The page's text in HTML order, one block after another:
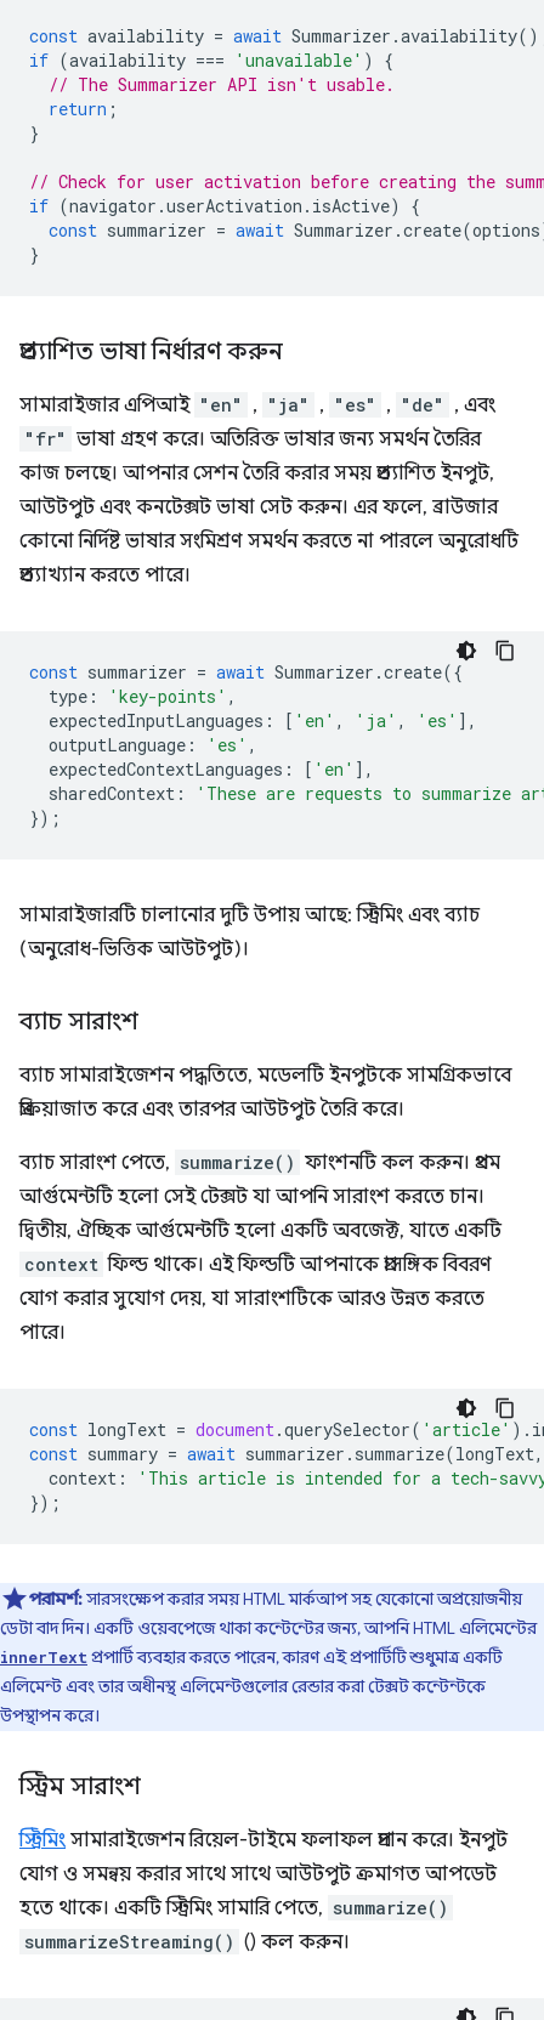
const availability = await Summarizer .availability
if (availability === 'unavailable' )
{
// The Summarizer API isn't usable.
return ;
}
// Check for user activation before creating the
if (navigator .userActivation . isActive)
{
const summarizer = await Summarizer .create(options
}
প্রত্যাশিত ভাষা নির্ধারণ করুন
সামারাইজার এপিআই "en" , "ja" , "es" , "de" , এবং
"fr" ভাষা গ্রহণ করে। অতিরিক্ত ভাষার জন্য সমর্থন তৈরির
কাজ চলছে। আপনার সেশন তৈরি করার সময় প্রত্যাশিত ইনপুট,
আউটপুট এবং কনটেক্সট ভাষা সেট করুন। এর ফলে, ব্রাউজার
কোনো নির্দিষ্ট ভাষার সংমিশ্রণ সমর্থন করতে না পারলে অনুরোধটি
প্রত্যাখ্যান করতে পারে।
const summarizer = await Summarizer .create({
type : 'key-points' ,
expectedInputLanguages : [ 'en' , 'ja' , 'es' ],
outputLanguage : 'es' ,
expectedContextLanguages : [ 'en' ],
sharedContext :
'These are requests to summarize
});
সামারাইজারটি চালানোর দুটি উপায় আছে: স্ট্রিমিং এবং ব্যাচ
(অনুরোধ-ভিত্তিক আউটপুট)।
ব্যাচ সারাংশ
ব্যাচ সামারাইজেশন পদ্ধতিতে, মডেলটি ইনপুটকে সামগ্রিকভাবে
প্রক্রিয়াজাত করে এবং তারপর আউটপুট তৈরি করে।
ব্যাচ সারাংশ পেতে, summarize() ফাংশনটি কল করুন। প্রথম
আর্গুমেন্টটি হলো সেই টেক্সট যা আপনি সারাংশ করতে চান।
দ্বিতীয়, ঐচ্ছিক আর্গুমেন্টটি হলো একটি অবজেক্ট, যাতে একটি
context ফিল্ড থাকে। এই ফিল্ডটি আপনাকে প্রাসঙ্গিক বিবরণ
যোগ করার সুযোগ দেয়, যা সারাংশটিকে আরও উন্নত করতে
পারে।
const longText = document.querySelector( 'article' ).
const summary = await summarizer . summarize(longText,
context :
'This article is intended for a tech-
});
পরামর্শ:সারসংক্ষেপ করার সময় HTML মার্কআপ সহ যেকোনো অপ্রয়োজনীয়
ডেটা বাদ দিন। একটি ওয়েবপেজে থাকা কন্টেন্টের জন্য, আপনি HTML এলিমেন্টের
innerText প্রপার্টি ব্যবহার করতে পারেন, কারণ এই প্রপার্টিটি শুধুমাত্র একটি
এলিমেন্ট এবং তার অধীনস্থ এলিমেন্টগুলোর রেন্ডার করা টেক্সট কন্টেন্টকে
উপস্থাপন করে।
স্ট্রিম সারাংশ
স্ট্রিমিং সামারাইজেশন রিয়েল-টাইমে ফলাফল প্রদান করে। ইনপুট
যোগ ও সমন্বয় করার সাথে সাথে আউটপুট ক্রমাগত আপডেট
হতে থাকে। একটি স্ট্রিমিং সামারি পেতে, summarize()
summarizeStreaming() () কল করুন।